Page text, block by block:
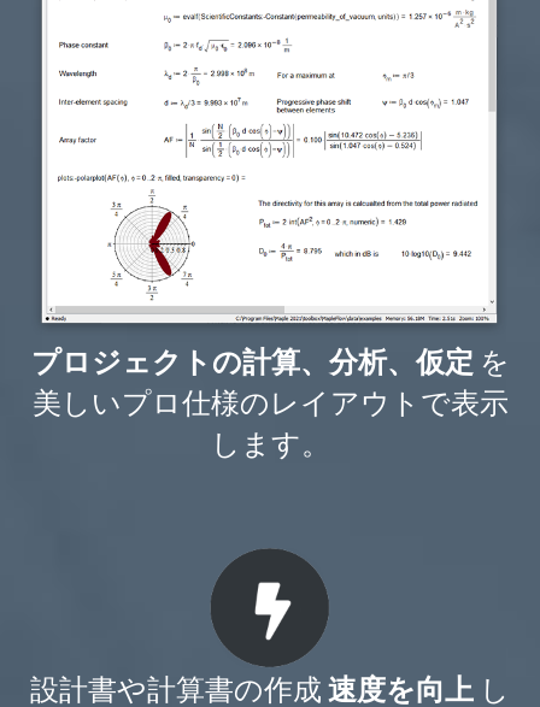
プロジェクトの計算、分析、仮定 を
美しいプロ仕様のレイアウトで表示
します。
設計書や計算書の作成 速度を向上 し